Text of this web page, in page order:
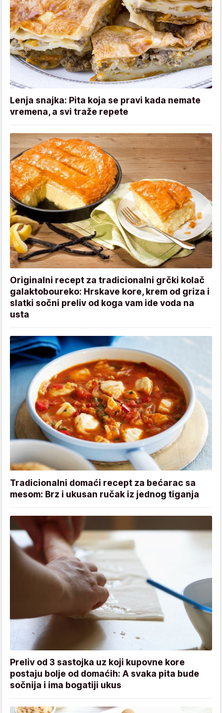
Lenja snajka: Pita koja se pravi kada nemate
vremena, a svi traže repete
Originalni recept za tradicionalni grčki kolač
galaktoboureko: Hrskave kore, krem od griza i
slatki sočni preliv od koga vam ide voda na
usta
Tradicionalni domaći recept za bećarac sa
mesom: Brz i ukusan ručak iz jednog tiganja
Preliv od 3 sastojka uz koji kupovne kore
postaju bolje od domaćih: A svaka pita bude
sočnija i ima bogatiji ukus